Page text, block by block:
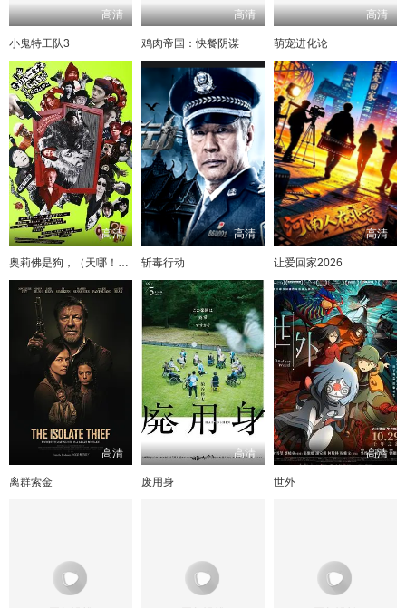
高清
小鬼特工队3
高清
鸡肉帝国：快餐阴谋
高清
萌宠进化论
高清
奥莉佛是狗，（天哪！！）这家伙电影版
高清
斩毒行动
高清
让爱回家2026
高清
离群索金
高清
废用身
高清
世外